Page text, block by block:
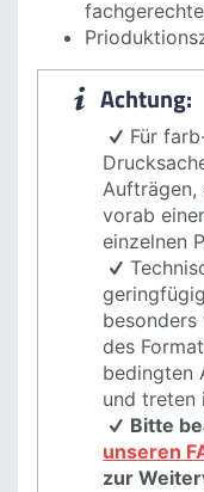
Achtung:
Für
vorab
einzelnen
des
bedingten
und treten
Bitte
unseren
zur